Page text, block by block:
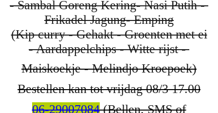
- Sambal Goreng Kering- Nasi Putih -
Frikadel Jagung- Emping
(Kip curry - Gehakt - Groenten met ei
- Aardappelchips - Witte rijst -
Maiskoekje - Melindjo Kroepoek)
Bestellen kan tot vrijdag 08/3 17.00
06-29007084(Bellen, SMS of